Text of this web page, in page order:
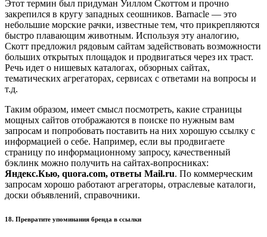
Этот термин был придуман Уиллом Скоттом и прочно
закрепился в кругу западных сеошников. Barnacle — это
небольшие морские рачки, известные тем, что прикрепляются
быстро плавающим животным. Используя эту аналогию,
Скотт предложил рядовым сайтам задействовать возможности
больших открытых площадок и продвигаться через их траст.
Речь идет о нишевых каталогах, обзорных сайтах,
тематических агрегаторах, сервисах с ответами на вопросы и
т.д.
Таким образом, имеет смысл посмотреть, какие страницы
мощных сайтов отображаются в поиске по нужным вам
запросам и попробовать поставить на них хорошую ссылку с
информацией о себе. Например, если вы продвигаете
страницу по информационному запросу, качественный
бэклинк можно получить на сайтах-вопросниках:
Яндекс.Кью, quora.com, ответы Mail.ru. По коммерческим
запросам хорошо работают агрегаторы, отраслевые каталоги,
доски объявлений, справочники.
18. Превратите упоминания бренда в ссылки